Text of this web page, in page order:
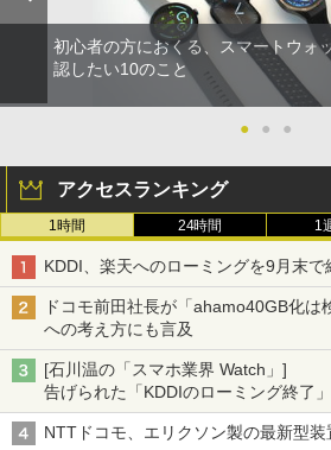
初心者の方におくる、スマートウォ
認したい10のこと
● ● ●
アクセスランキング
1時間 24時間 1
KDDI、楽天へのローミングを9月末で
ドコモ前田社長が「ahamo40GB化は
への考え方にも言及
[石川温の「スマホ業界 Watch」]
告げられた「KDDIのローミング終了
穴と楽天モバイルの課題
NTTドコモ、エリクソン製の最新型装